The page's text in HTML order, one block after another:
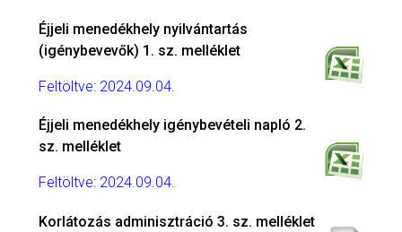
Éjjeli menedékhely nyilvántartás
(igénybevevők) 1. sz. melléklet
Feltöltve: 2024.09.04.
Éjjeli menedékhely igénybevételi napló 2.
sz. melléklet
Feltöltve: 2024.09.04.
Korlátozás adminisztráció 3. sz. melléklet